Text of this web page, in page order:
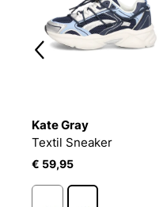
Kate Gray
Textil Sneaker
€ 59,95